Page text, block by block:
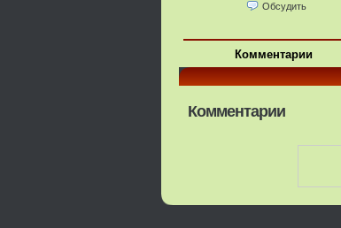
Обсудить
Комментарии
Комментарии